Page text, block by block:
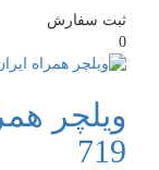
ثبت سفارش
0
ویلچر
719